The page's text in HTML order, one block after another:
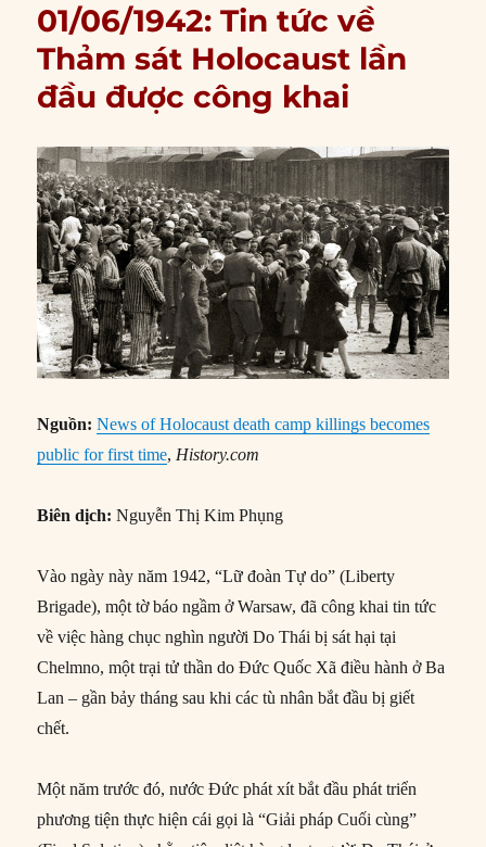
01/06/1942: Tin tức về
Thảm sát Holocaust lần
đầu được công khai
Nguồn: News of Holocaust death camp killings becomes
public for first time, History.com
Biên dịch: Nguyễn Thị Kim Phụng
Vào ngày này năm 1942, “Lữ đoàn Tự do” (Liberty
Brigade), một tờ báo ngầm ở Warsaw, đã công khai tin tức
về việc hàng chục nghìn người Do Thái bị sát hại tại
Chelmno, một trại tử thần do Đức Quốc Xã điều hành ở Ba
Lan – gần bảy tháng sau khi các tù nhân bắt đầu bị giết
chết.
Một năm trước đó, nước Đức phát xít bắt đầu phát triển
phương tiện thực hiện cái gọi là “Giải pháp Cuối cùng”